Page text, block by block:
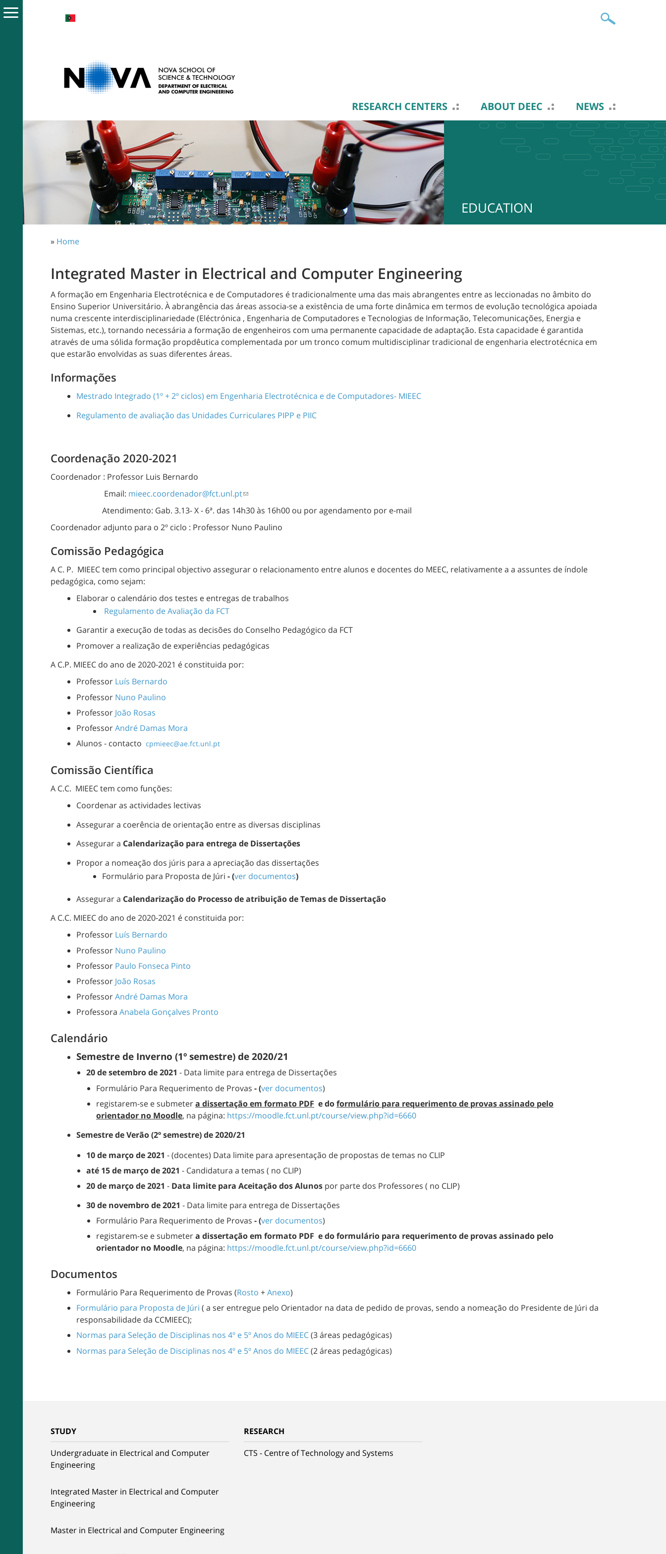
RESEARCH CENTERS ABOUT DEEC NEWS
EDUCATION
» Home
Integrated Master in Electrical and Computer Engineering
A formação em Engenharia Electrotécnica e de Computadores é tradicionalmente uma das mais abrangentes entre as leccionadas no âmbito do
Ensino Superior Universitário. À abrangência das áreas associa-se a existência de uma forte dinâmica em termos de evolução tecnológica apoiada
numa crescente interdisciplinariedade (Eléctrónica , Engenharia de Computadores e Tecnologias de Informação, Telecomunicações, Energia e
Sistemas, etc.), tornando necessária a formação de engenheiros com uma permanente capacidade de adaptação. Esta capacidade é garantida
através de uma sólida formação propdêutica complementada por um tronco comum multidisciplinar tradicional de engenharia electrotécnica em
que estarão envolvidas as suas diferentes áreas.
Informações
Mestrado Integrado (1º + 2º ciclos) em Engenharia Electrotécnica e de Computadores- MIEEC
Regulamento de avaliação das Unidades Curriculares PIPP e PIIC
Coordenação 2020-2021
Coordenador : Professor Luis Bernardo
Email: mieec.coordenador@fct.unl.pt
Atendimento: Gab. 3.13- X - 6ª. das 14h30 às 16h00 ou por agendamento por e-mail
Coordenador adjunto para o 2º ciclo : Professor Nuno Paulino
Comissão Pedagógica
A C. P. MIEEC tem como principal objectivo assegurar o relacionamento entre alunos e docentes do MEEC, relativamente a a assuntes de índole
pedagógica, como sejam:
Elaborar o calendário dos testes e entregas de trabalhos
Regulamento de Avaliação da FCT
Garantir a execução de todas as decisões do Conselho Pedagógico da FCT
Promover a realização de experiências pedagógicas
A C.P. MIEEC do ano de 2020-2021 é constituida por:
Professor Luís Bernardo
Professor Nuno Paulino
Professor João Rosas
ProfessorAndré Damas Mora
Alunos - contacto cpmieec@ae.fct.unl.pt
Comissão Científica
A C.C. MIEEC tem como funções:
Coordenar as actividades lectivas
Assegurar a coerência de orientação entre as diversas disciplinas
Assegurar a Calendarização para entrega de Dissertações
Propor a nomeação dos júris para a apreciação das dissertações
Formulário para Proposta de Júri - (ver documentos)
Assegurar a Calendarização do Processo de atribuição de Temas de Dissertação
A C.C. MIEEC do ano de 2020-2021 é constituida por:
Professor Luís Bernardo
Professor Nuno Paulino
Professor Paulo Fonseca Pinto
Professor João Rosas
ProfessorAndré Damas Mora
Professora Anabela Gonçalves Pronto
Calendário
Semestre de Inverno (1º semestre)de 2020/21
20 de setembrode 2021 - Data limite para entrega de Dissertações
Formulário Para Requerimento de Provas - (ver documentos)
registarem-se e submetera dissertaçãoem formato PDF e doformulário para requerimento de provas assinado pelo
orientador no Moodle, na página: https://moodle.fct.unl.pt/course/view.php?id=6660
Semestre de Verão(2º semestre)de 2020/21
10 de março de 2021 - (docentes) Data limite para apresentação de propostas de temas no CLIP
até 15 de março de 2021 - Candidatura a temas ( no CLIP)
20 de março de 2021 - Data limite para Aceitação dos Alunos por parte dos Professores ( no CLIP)
30 de novembrode 2021 - Data limite para entrega de Dissertações
Formulário Para Requerimento de Provas - (ver documentos)
registarem-se e submetera dissertaçãoem formato PDF e do formulário para requerimento de provas assinado pelo
orientador no Moodle, na página: https://moodle.fct.unl.pt/course/view.php?id=6660
Documentos
Formulário Para Requerimento de Provas (Rosto +Anexo)
Formulário para Proposta de Júri ( a ser entregue pelo Orientador na data de pedido de provas, sendo a nomeação do Presidente de Júri da
responsabilidade da CCMIEEC);
Normas para Seleção de Disciplinas nos 4º e 5º Anos do MIEEC(3 áreas pedagógicas)
Normas para Seleção de Disciplinas nos 4º e 5º Anos do MIEEC(2 áreas pedagógicas)
STUDY
Undergraduate in Electrical and Computer
Engineering
Integrated Master in Electrical and Computer
Engineering
Master in Electrical and Computer Engineering
RESEARCH
CTS - Centre of Technology and Systems